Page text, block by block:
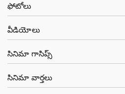
ఫోటోలు
వీడియోలు
సినిమా గాసిప్స్
సినిమా వార్తలు